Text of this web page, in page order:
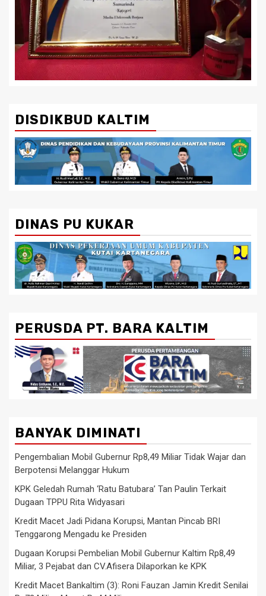
DISDIKBUD KALTIM
DINAS PU KUKAR
PERUSDA PT. BARA KALTIM
BANYAK DIMINATI
Pengembalian Mobil Gubernur Rp8,49 Miliar Tidak Wajar dan
Berpotensi Melanggar Hukum
KPK Geledah Rumah ‘Ratu Batubara’ Tan Paulin Terkait
Dugaan TPPU Rita Widyasari
Kredit Macet Jadi Pidana Korupsi, Mantan Pincab BRI
Tenggarong Mengadu ke Presiden
Dugaan Korupsi Pembelian Mobil Gubernur Kaltim Rp8,49
Miliar, 3 Pejabat dan CV.Afisera Dilaporkan ke KPK
Kredit Macet Bankaltim (3): Roni Fauzan Jamin Kredit Senilai